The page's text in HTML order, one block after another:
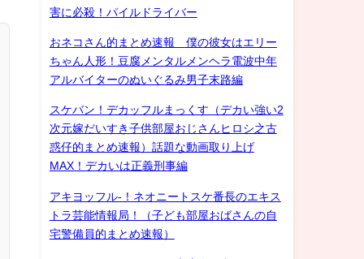
害に必殺！パイルドライバー
おネコさん的まとめ速報 僕の彼女はエリー
ちゃん人形！豆腐メンタルメンヘラ電波中年
アルバイターのぬいぐるみ男子末路編
スケバン！デカッフルまっくす（デカい強い2
次元嫁だいすき子供部屋おじさんヒロシ之古
惑仔的まとめ速報）話題な動画取り上げ
MAX！デカいは正義刑事編
アキヨッフル-！ネオニートスケ番長のエキス
トラ芸能情報局！（子ども部屋おばさんの自
宅警備員的まとめ速報）